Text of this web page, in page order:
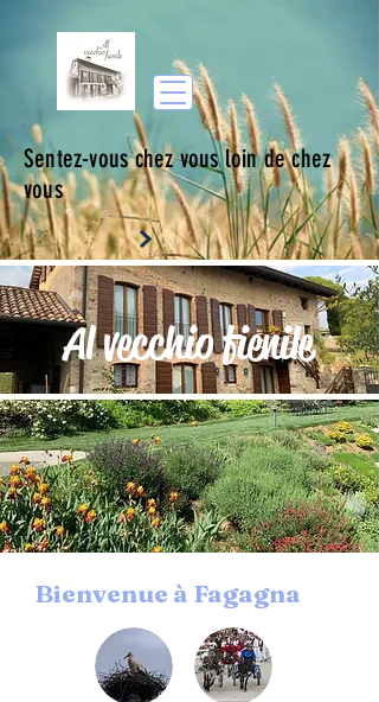
Sentez-vous chez vous loin de chez
vous
Al vecchio fienile
Bienvenue à Fagagna